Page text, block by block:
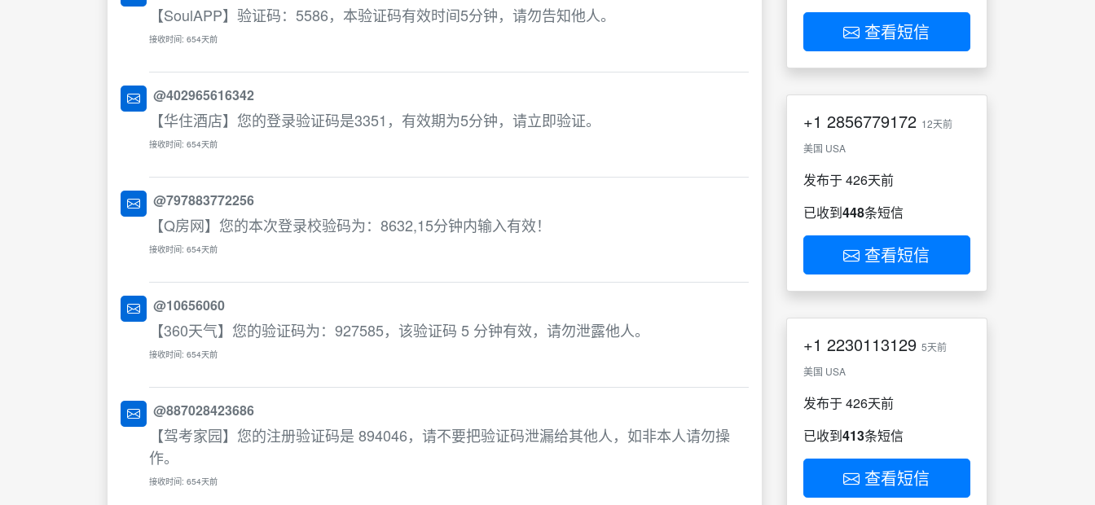
【SoulAPP】验证码：5586，本验证码有效时间5分钟，请勿告知他人。
接收时间: 654天前
@402965616342
【华住酒店】您的登录验证码是3351，有效期为5分钟，请立即验证。
接收时间: 654天前
@797883772256
【Q房网】您的本次登录校验码为：8632,15分钟内输入有效！
接收时间: 654天前
@10656060
【360天气】您的验证码为：927585，该验证码 5 分钟有效，请勿泄露他人。
接收时间: 654天前
@887028423686
【驾考家园】您的注册验证码是 894046，请不要把验证码泄漏给其他人，如非本人请勿操
作。
接收时间: 654天前
查看短信
+1 2856779172 12天前
美国 USA
发布于 426天前
已收到448条短信
查看短信
+1 2230113129 5天前
美国 USA
发布于 426天前
已收到413条短信
查看短信